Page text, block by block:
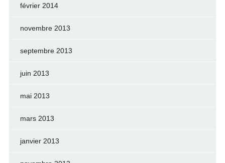
février 2014
novembre 2013
septembre 2013
juin 2013
mai 2013
mars 2013
janvier 2013